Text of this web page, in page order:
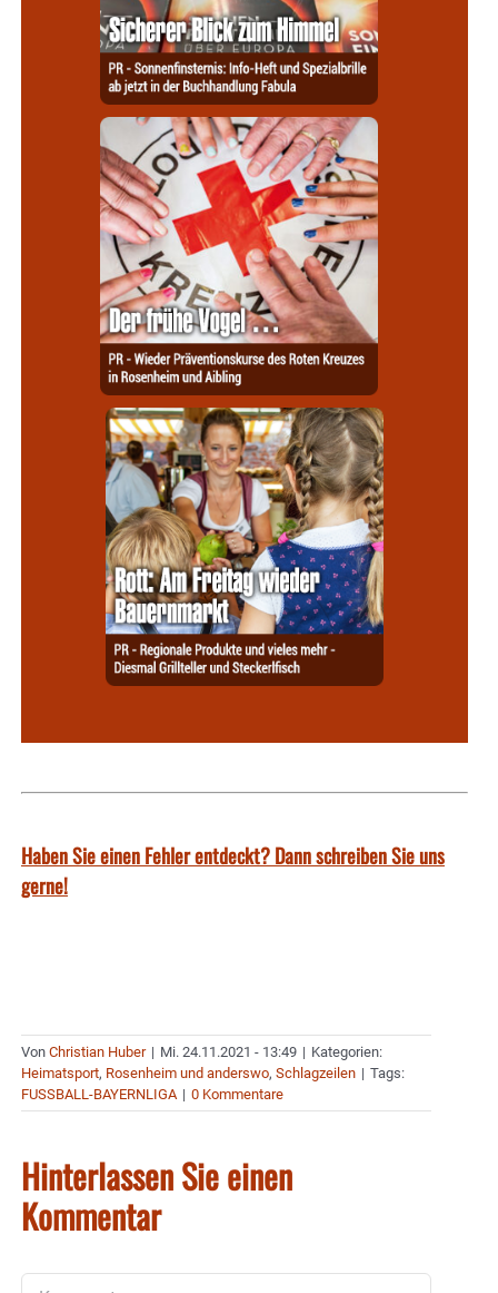
Haben Sie einen Fehler entdeckt? Dann schreiben Sie uns
gerne!
Von Christian Huber | Mi. 24.11.2021 - 13:49 | Kategorien:
Heimatsport, Rosenheim und anderswo, Schlagzeilen | Tags:
FUSSBALL-BAYERNLIGA | 0 Kommentare
Hinterlassen Sie einen
Kommentar